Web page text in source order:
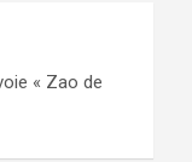
le
« Zao de